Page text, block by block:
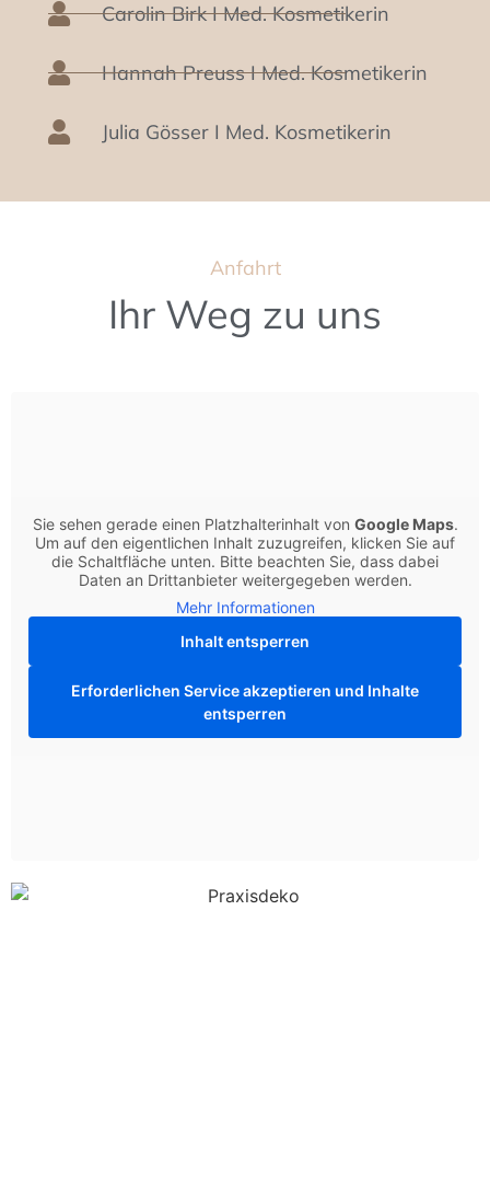
Carolin Birk I Med. Kosmetikerin
Hannah Preuss I Med. Kosmetikerin
Julia Gösser I Med. Kosmetikerin
Anfahrt
Ihr Weg zu uns
Sie sehen gerade einen Platzhalterinhalt von Google Maps.
Um auf den eigentlichen Inhalt zuzugreifen, klicken Sie auf
die Schaltfläche unten. Bitte beachten Sie, dass dabei
Daten an Drittanbieter weitergegeben werden.
Mehr Informationen
Inhalt entsperren
Erforderlichen Service akzeptieren und Inhalte
entsperren